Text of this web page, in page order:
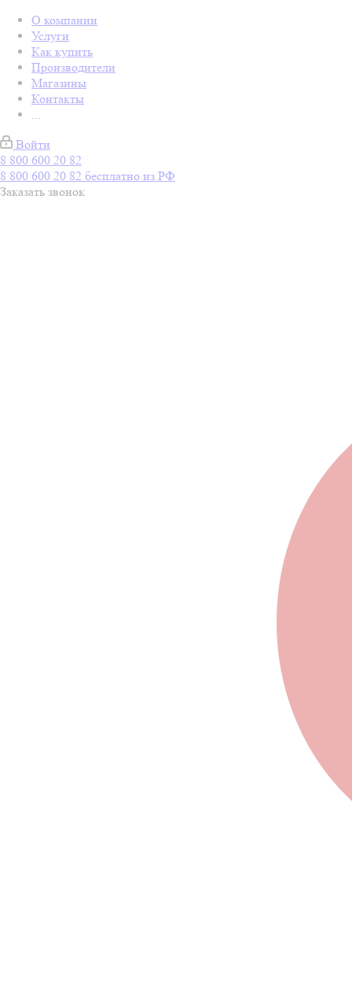
О компании
Услуги
Как купить
Производители
Магазины
Контакты
...
Войти
8 800 600 20 82
8 800 600 20 82 бесплатно из РФ
Заказать звонок